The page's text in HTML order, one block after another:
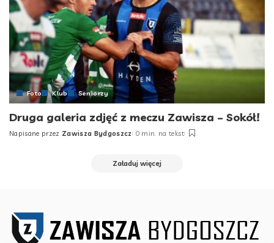
Foto Klub Seniorzy
Druga galeria zdjęć z meczu Zawisza – Sokół!
Posted
Napisane przez Zawisza Bydgoszcz 0 min. na tekst
Załaduj więcej